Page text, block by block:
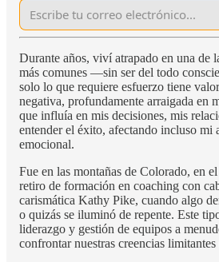
Durante años, viví atrapado en una de
más comunes —sin ser del todo
solo lo que requiere esfuerzo tiene
negativa, profundamente arraigada en
que influía en mis decisiones, mis
entender el éxito, afectando incluso mi
emocional.
Fue en las montañas de Colorado, en
retiro de formación en coaching con
carismática Kathy Pike, cuando algo
o quizás se iluminó de repente. Este
liderazgo y gestión de equipos a
confrontar nuestras creencias limitantes